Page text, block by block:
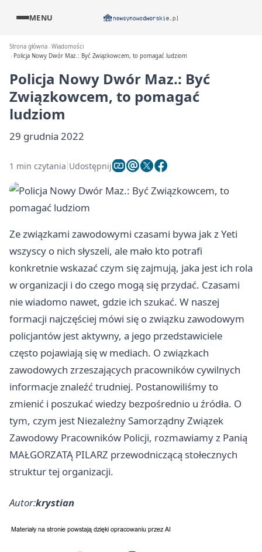
MENU
Strona główna Wiadomości
Policja Nowy Dwór Maz.: Być Związkowcem, to pomagać ludziom
Policja Nowy Dwór Maz.: Być
Związkowcem, to pomagać
ludziom
29 grudnia 2022
1 min czytania Udostępnij
Ze związkami zawodowymi czasami bywa jak z Yeti
wszyscy o nich słyszeli, ale mało kto potrafi
konkretnie wskazać czym się zajmują, jaka jest ich rola
w organizacji i do czego mogą się przydać. Czasami
nie wiadomo nawet, gdzie ich szukać. W naszej
formacji najczęściej mówi się o związku zawodowym
policjantów jest aktywny, a jego przedstawiciele
często pojawiają się w mediach. O związkach
zawodowych zrzeszających pracowników cywilnych
informacje znaleźć trudniej. Postanowiliśmy to
zmienić i poszukać wiedzy bezpośrednio u źródła. O
tym, czym jest Niezależny Samorządny Związek
Zawodowy Pracowników Policji, rozmawiamy z Panią
MAŁGORZATĄ PILARZ przewodniczącą stołecznych
struktur tej organizacji.
Autor:krystian